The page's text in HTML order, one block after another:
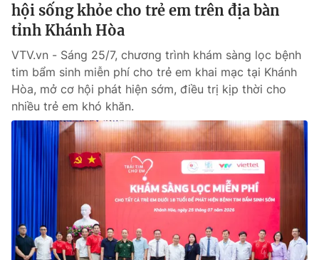
hội sống khỏe cho trẻ em trên địa bàn
tỉnh Khánh Hòa
VTV.vn - Sáng 25/7, chương trình khám sàng lọc bệnh
tim bẩm sinh miễn phí cho trẻ em khai mạc tại Khánh
Hòa, mở cơ hội phát hiện sớm, điều trị kịp thời cho
nhiều trẻ em khó khăn.